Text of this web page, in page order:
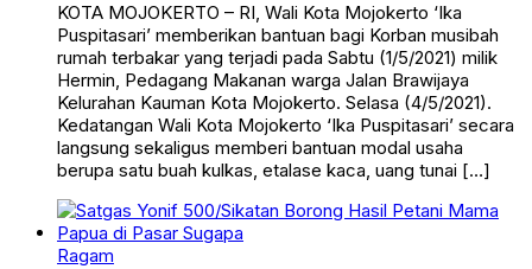
KOTA MOJOKERTO – RI, Wali Kota Mojokerto ‘Ika
Puspitasari’ memberikan bantuan bagi Korban musibah
rumah terbakar yang terjadi pada Sabtu (1/5/2021) milik
Hermin, Pedagang Makanan warga Jalan Brawijaya
Kelurahan Kauman Kota Mojokerto. Selasa (4/5/2021).
Kedatangan Wali Kota Mojokerto ‘Ika Puspitasari’ secara
langsung sekaligus memberi bantuan modal usaha
berupa satu buah kulkas, etalase kaca, uang tunai […]
Ragam